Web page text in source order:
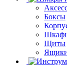
Боксы
Щиты